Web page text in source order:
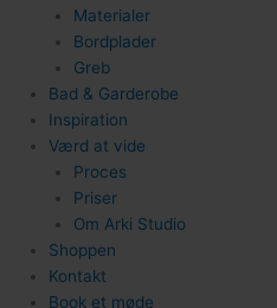
Materialer
Bordplader
Greb
Bad & Garderobe
Inspiration
Værd at vide
Proces
Priser
Om Arki Studio
Shoppen
Kontakt
Book et møde